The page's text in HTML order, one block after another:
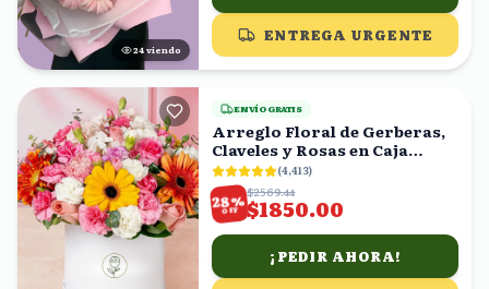
25 viendo
ENTREGA URGENTE
ENVÍO GRATIS
Arreglo Floral de Gerberas,
Claveles y Rosas en Caja
Blanca
(4,413)
28%
OFF
$2569.44
$1850.00
¡PEDIR AHORA!